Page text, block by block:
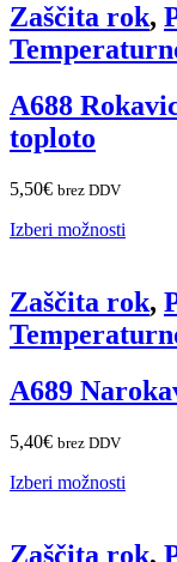
Zaščita rok,
A688
toploto
5,50€ brez DDV
Izberi možnosti
Zaščita rok,
A689
5,40€ brez DDV
Izberi možnosti
Zaščita rok,